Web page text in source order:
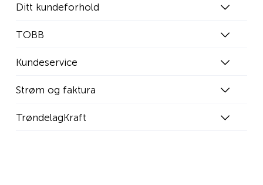
Ditt kundeforhold
TOBB
Kundeservice
Strøm og faktura
TrøndelagKraft